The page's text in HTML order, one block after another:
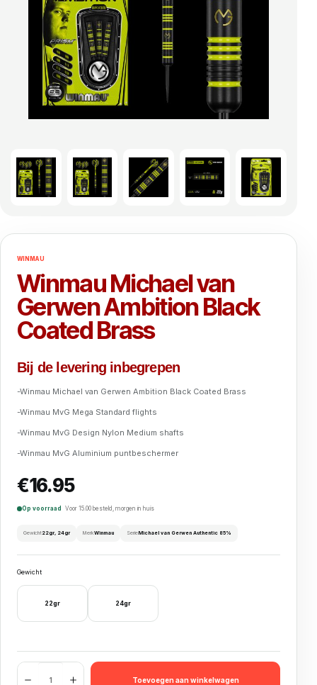
WINMAU
Winmau Michael van
Gerwen Ambition Black
Coated Brass
Bij de levering inbegrepen
-Winmau Michael van Gerwen Ambition Black Coated Brass
-Winmau MvG Mega Standard flights
-Winmau MvG Design Nylon Medium shafts
-Winmau MvG Aluminium puntbeschermer
€16.95
Op voorraad Voor 15.00 besteld, morgen in huis
Gewicht22gr, 24gr MerkWinmau SerieMichael van Gerwen Authentic 85%
Gewicht
22gr 24gr
Winmau Michael van Gerwen Ambition Black Coated
Toevoegen aan winkelwagen